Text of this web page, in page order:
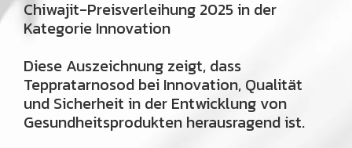
Chiwajit-Preisverleihung 2025 in der
Kategorie Innovation
Diese Auszeichnung zeigt, dass
Teppratarnosod bei Innovation, Qualität
und Sicherheit in der Entwicklung von
Gesundheitsprodukten herausragend ist.